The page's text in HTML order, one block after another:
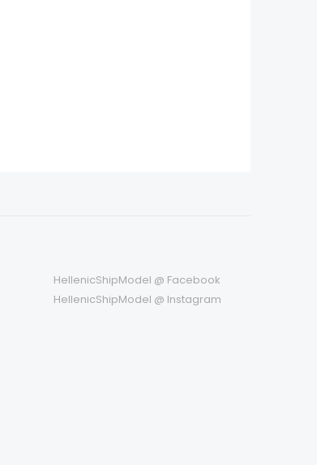
HellenicShipModel @ Facebook
HellenicShipModel @ Instagram